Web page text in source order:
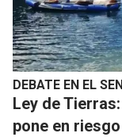
DEBATE EN EL
Ley de
pone en